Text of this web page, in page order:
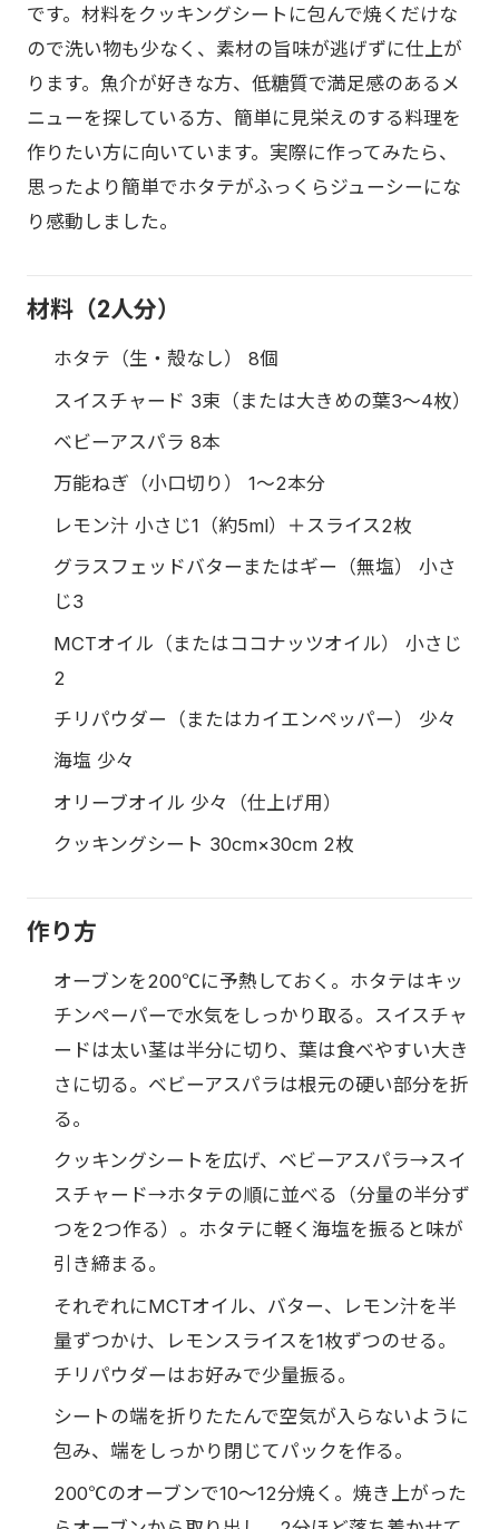
です。材料をクッキングシートに包んで焼くだけな
ので洗い物も少なく、素材の旨味が逃げずに仕上が
ります。魚介が好きな方、低糖質で満足感のあるメ
ニューを探している方、簡単に見栄えのする料理を
作りたい方に向いています。実際に作ってみたら、
思ったより簡単でホタテがふっくらジューシーにな
り感動しました。
材料（2人分）
ホタテ（生・殻なし） 8個
スイスチャード 3束（または大きめの葉3〜4枚）
ベビーアスパラ 8本
万能ねぎ（小口切り） 1〜2本分
レモン汁 小さじ1（約5ml）＋スライス2枚
グラスフェッドバターまたはギー（無塩） 小さ
じ3
MCTオイル（またはココナッツオイル） 小さじ
2
チリパウダー（またはカイエンペッパー） 少々
海塩 少々
オリーブオイル 少々（仕上げ用）
クッキングシート 30cm×30cm 2枚
作り方
オーブンを200℃に予熱しておく。ホタテはキッ
チンペーパーで水気をしっかり取る。スイスチャ
ードは太い茎は半分に切り、葉は食べやすい大き
さに切る。ベビーアスパラは根元の硬い部分を折
る。
クッキングシートを広げ、ベビーアスパラ→スイ
スチャード→ホタテの順に並べる（分量の半分ず
つを2つ作る）。ホタテに軽く海塩を振ると味が
引き締まる。
それぞれにMCTオイル、バター、レモン汁を半
量ずつかけ、レモンスライスを1枚ずつのせる。
チリパウダーはお好みで少量振る。
シートの端を折りたたんで空気が入らないように
包み、端をしっかり閉じてパックを作る。
200℃のオーブンで10〜12分焼く。焼き上がった